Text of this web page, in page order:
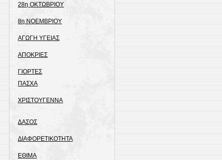
28η ΟΚΤΩΒΡΙΟΥ
8η ΝΟΕΜΒΡΙΟΥ
ΑΓΩΓΗ ΥΓΕΙΑΣ
ΑΠΟΚΡΙΕΣ
ΓΙΟΡΤΕΣ
ΠΑΣΧΑ
ΧΡΙΣΤΟΥΓΕΝΝΑ
ΔΑΣΟΣ
ΔΙΑΦΟΡΕΤΙΚΟΤΗΤΑ
ΕΘΙΜΑ